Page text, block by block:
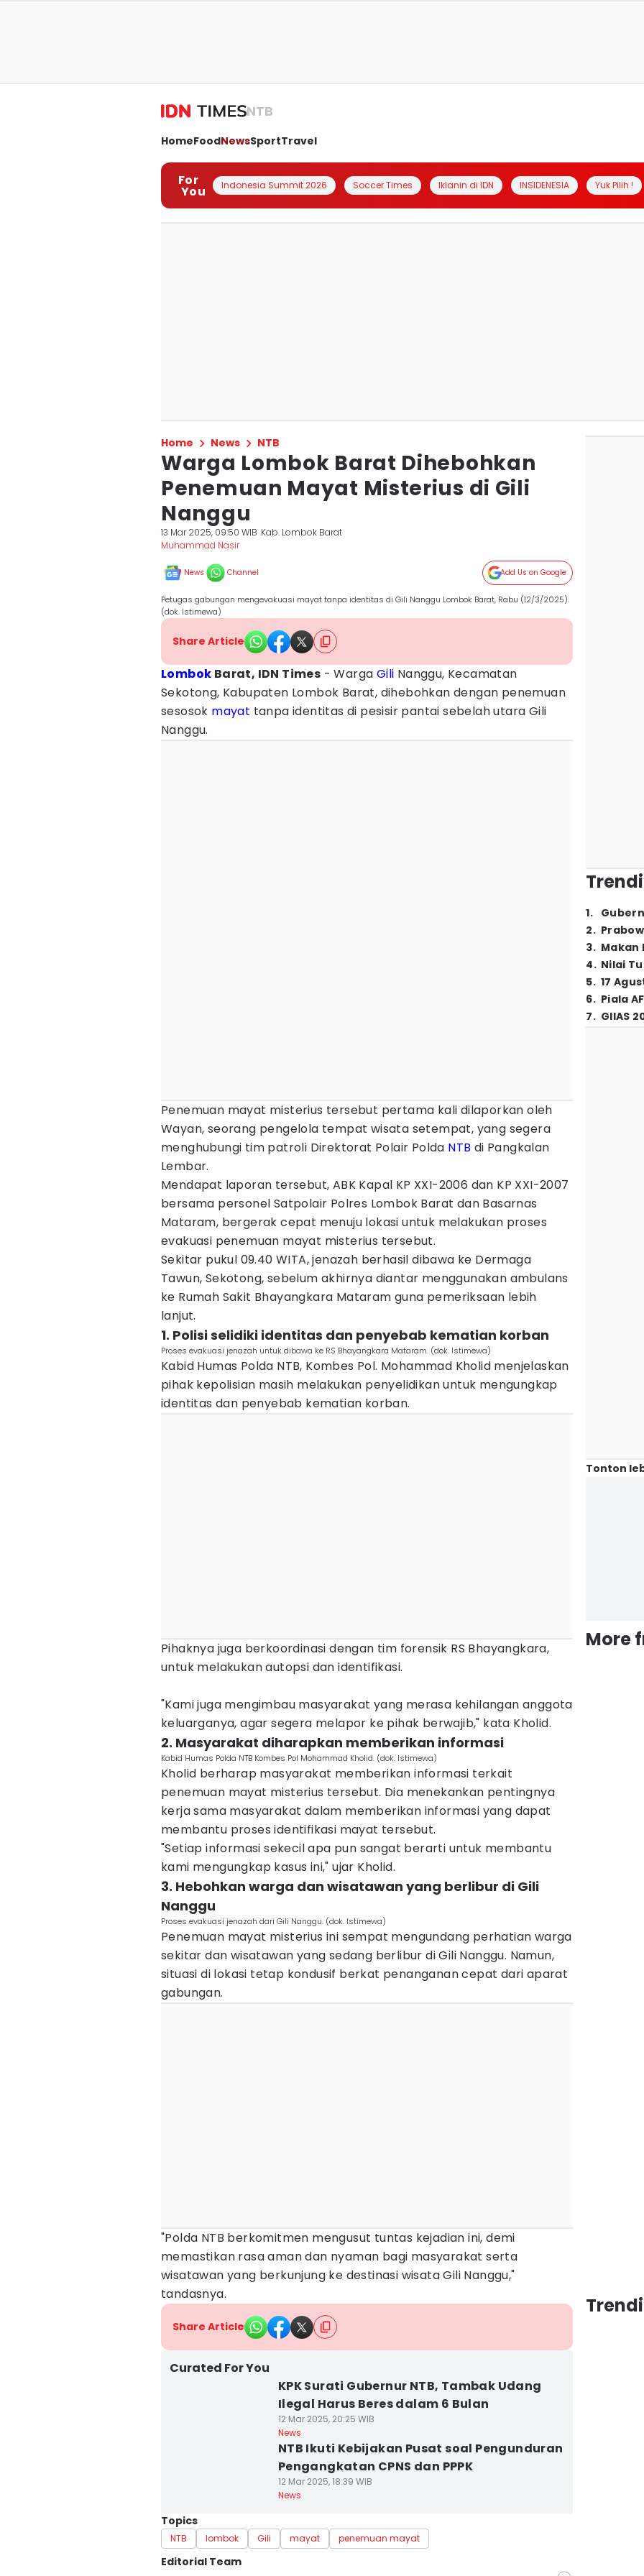
NTB
HomeFoodNewsSportTravel
For
You Indonesia Summit 2026 Soccer Times Iklanin di IDN INSIDENESIA Yuk Pilih !
Home News NTB
Warga Lombok Barat Dihebohkan
Penemuan Mayat Misterius di Gili
Nanggu
13 Mar 2025, 09:50 WIB Kab. Lombok Barat
Muhammad Nasir
News Channel Add Us on Google
Petugas gabungan mengevakuasi mayat tanpa identitas di Gili Nanggu Lombok Barat, Rabu (12/3/2025).
(dok. Istimewa)
Share Article
Lombok Barat, IDN Times - Warga Gili Nanggu, Kecamatan
Sekotong, Kabupaten Lombok Barat, dihebohkan dengan penemuan
sesosok mayat tanpa identitas di pesisir pantai sebelah utara Gili
Nanggu.
Penemuan mayat misterius tersebut pertama kali dilaporkan oleh
Wayan, seorang pengelola tempat wisata setempat, yang segera
menghubungi tim patroli Direktorat Polair Polda NTB di Pangkalan
Lembar.
Mendapat laporan tersebut, ABK Kapal KP XXI-2006 dan KP XXI-2007
bersama personel Satpolair Polres Lombok Barat dan Basarnas
Mataram, bergerak cepat menuju lokasi untuk melakukan proses
evakuasi penemuan mayat misterius tersebut.
Sekitar pukul 09.40 WITA, jenazah berhasil dibawa ke Dermaga
Tawun, Sekotong, sebelum akhirnya diantar menggunakan ambulans
ke Rumah Sakit Bhayangkara Mataram guna pemeriksaan lebih
lanjut.
1. Polisi selidiki identitas dan penyebab kematian korban
Proses evakuasi jenazah untuk dibawa ke RS Bhayangkara Mataram. (dok. Istimewa)
Kabid Humas Polda NTB, Kombes Pol. Mohammad Kholid menjelaskan
pihak kepolisian masih melakukan penyelidikan untuk mengungkap
identitas dan penyebab kematian korban.
Pihaknya juga berkoordinasi dengan tim forensik RS Bhayangkara,
untuk melakukan autopsi dan identifikasi.
"Kami juga mengimbau masyarakat yang merasa kehilangan anggota
keluarganya, agar segera melapor ke pihak berwajib," kata Kholid.
2. Masyarakat diharapkan memberikan informasi
Kabid Humas Polda NTB Kombes Pol Mohammad Kholid. (dok. Istimewa)
Kholid berharap masyarakat memberikan informasi terkait
penemuan mayat misterius tersebut. Dia menekankan pentingnya
kerja sama masyarakat dalam memberikan informasi yang dapat
membantu proses identifikasi mayat tersebut.
"Setiap informasi sekecil apa pun sangat berarti untuk membantu
kami mengungkap kasus ini," ujar Kholid.
3. Hebohkan warga dan wisatawan yang berlibur di Gili
Nanggu
Proses evakuasi jenazah dari Gili Nanggu. (dok. Istimewa)
Penemuan mayat misterius ini sempat mengundang perhatian warga
sekitar dan wisatawan yang sedang berlibur di Gili Nanggu. Namun,
situasi di lokasi tetap kondusif berkat penanganan cepat dari aparat
gabungan.
"Polda NTB berkomitmen mengusut tuntas kejadian ini, demi
memastikan rasa aman dan nyaman bagi masyarakat serta
wisatawan yang berkunjung ke destinasi wisata Gili Nanggu,"
tandasnya.
Share Article
Curated For You
KPK Surati Gubernur NTB, Tambak Udang
Ilegal Harus Beres dalam 6 Bulan
12 Mar 2025, 20:25 WIB
News
NTB Ikuti Kebijakan Pusat soal Pengunduran
Pengangkatan CPNS dan PPPK
12 Mar 2025, 18:39 WIB
News
Topics
NTB lombok Gili mayat penemuan mayat
Editorial Team
1.
2.
3. Makan
4. Nilai
5. 17
6. Piala
7. GIIAS
Tonton
More